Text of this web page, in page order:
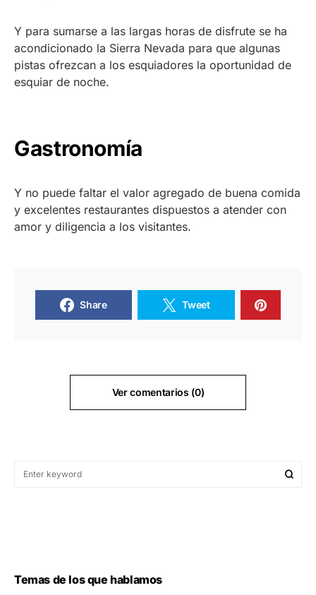
Y para sumarse a las largas horas de disfrute se ha
acondicionado la Sierra Nevada para que algunas
pistas ofrezcan a los esquiadores la oportunidad de
esquiar de noche.
Gastronomía
Y no puede faltar el valor agregado de buena comida
y excelentes restaurantes dispuestos a atender con
amor y diligencia a los visitantes.
Share Tweet
Ver comentarios (0)
Temas de los que hablamos